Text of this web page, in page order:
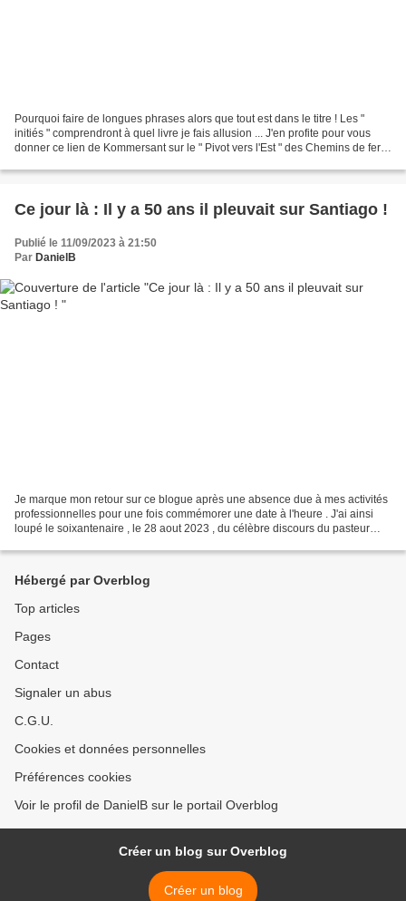
Pourquoi faire de longues phrases alors que tout est dans le titre ! Les "
initiés " comprendront à quel livre je fais allusion ... J'en profite pour vous
donner ce lien de Kommersant sur le " Pivot vers l'Est " des Chemins de fer
Ce jour là : Il y a 50 ans il pleuvait sur Santiago !
Publié le 11/09/2023 à 21:50
Par DanielB
Je marque mon retour sur ce blogue après une absence due à mes activités
professionnelles pour une fois commémorer une date à l'heure . J'ai ainsi
loupé le soixantenaire , le 28 aout 2023 , du célèbre discours du pasteur
Hébergé par Overblog
Top articles
Pages
Contact
Signaler un abus
C.G.U.
Cookies et données personnelles
Préférences cookies
Voir le profil de DanielB sur le portail Overblog
Créer un blog sur Overblog
Créer un blog